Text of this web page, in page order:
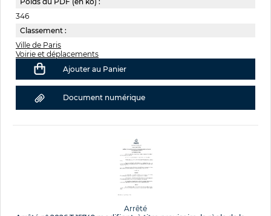
346
Classement :
Ville de Paris
Voirie et déplacements
Ajouter au Panier
Document numérique
Arrêté